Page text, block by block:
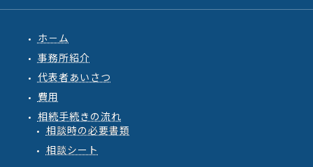
ホ－ム
事務所紹介
代表者あいさつ
費用
相続手続きの流れ
相談時の必要書類
相談シート